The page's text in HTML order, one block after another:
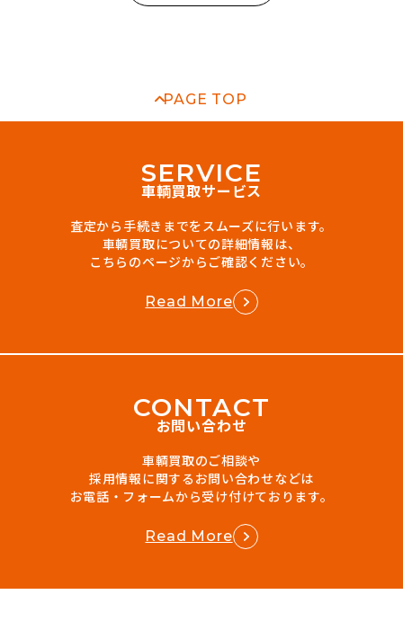
PAGE TOP
SERVICE
車輌買取サービス
査定から手続きまでをスムーズに行います。
車輌買取についての詳細情報は、
こちらのページからご確認ください。
Read More
CONTACT
お問い合わせ
車輌買取のご相談や
採用情報に関するお問い合わせなどは
お電話・フォームから受け付けております。
Read More